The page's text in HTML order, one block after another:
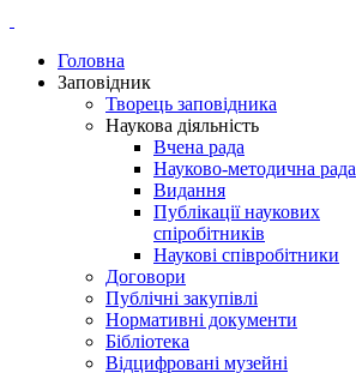
Головна
Заповідник
Творець заповідника
Наукова діяльність
Вчена рада
Науково-методична рада
Видання
Публікації наукових
спіробітників
Наукові співробітники
Договори
Публічні закупівлі
Нормативні документи
Бібліотека
Відцифровані музейні